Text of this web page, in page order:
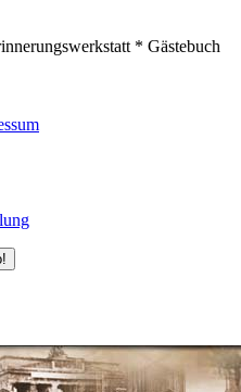
* Gästebuch